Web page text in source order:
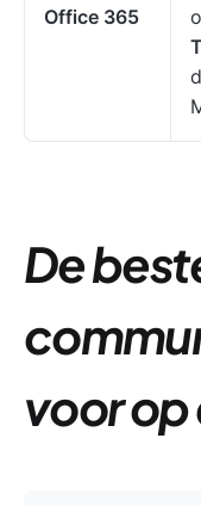
Office 365
De
voor